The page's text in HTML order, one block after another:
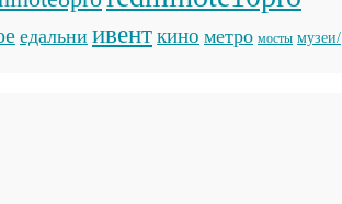
едальни ивенткино метро мосты музеи/